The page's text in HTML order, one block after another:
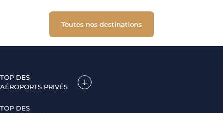
Toutes nos destinations
TOP DES
AÉROPORTS PRIVÉS
TOP DES